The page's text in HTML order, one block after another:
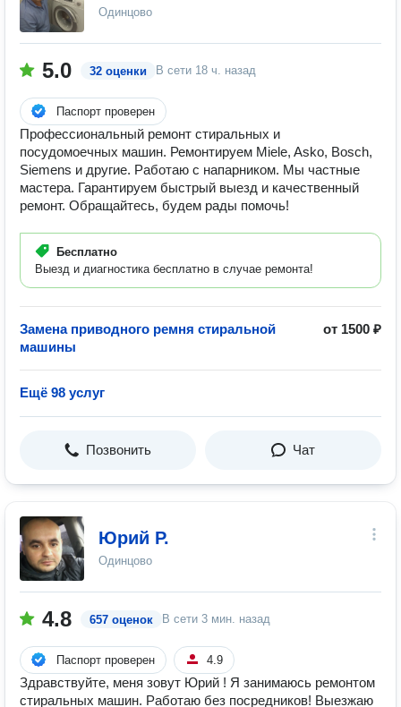
Одинцово
5.0 32 оценки В сети 18 ч. назад
Паспорт проверен
Профессиональный ремонт стиральных и
посудомоечных машин. Ремонтируем Miele, Asko, Bosch,
Siemens и другие. Работаю с напарником. Мы частные
мастера. Гарантируем быстрый выезд и качественный
ремонт. Обращайтесь, будем рады помочь!
Бесплатно
Выезд и диагностика бесплатно в случае ремонта!
Замена приводного ремня стиральной
машины
от 1500 ₽
Ещё 98 услуг
Позвонить Чат
Юрий Р.
Одинцово
4.8 657 оценок В сети 3 мин. назад
Паспорт проверен 4.9
Здравствуйте, меня зовут Юрий ! Я занимаюсь ремонтом
стиральных машин. Работаю без посредников! Выезжаю